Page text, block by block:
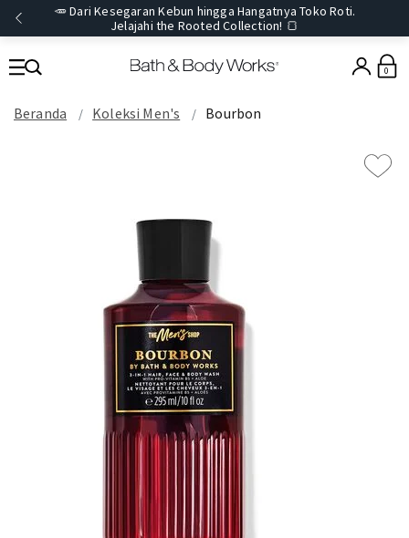
🥕 Dari Kesegaran Kebun hingga Hangatnya Toko Roti.
Jelajahi the Rooted Collection! 🍞
0
Beranda Koleksi Men's Bourbon